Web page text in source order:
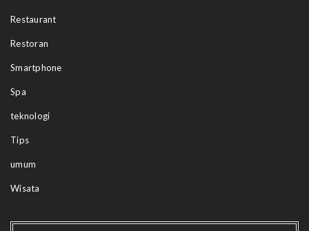
Restaurant
Restoran
Smartphone
Spa
teknologi
Tips
umum
Wisata